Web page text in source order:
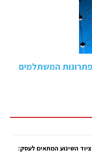
המשתלמים
השינוע המתאים לעסק: